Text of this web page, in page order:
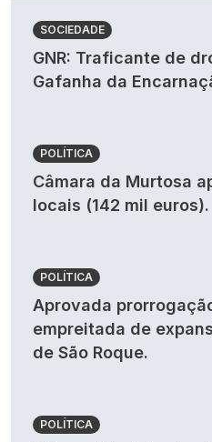
SOCIEDADE
GNR: Traficante de
Gafanha da
POLÍTICA
Câmara da Murtosa
locais (142 mil euros).
POLÍTICA
Aprovada
empreitada de
de São Roque.
POLÍTICA